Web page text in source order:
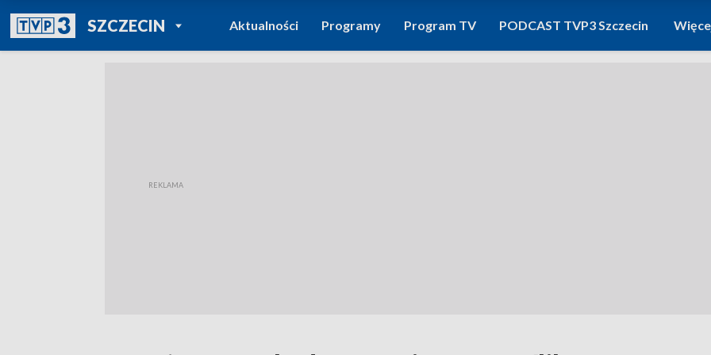
SZCZECINPOWRÓT DO
TVP REGIONY
Aktualności Programy Program TV PODCAST TVP3 Szczecin